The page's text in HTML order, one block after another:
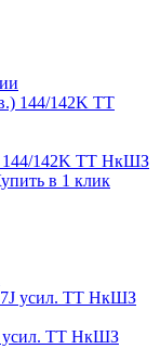
144/142K TT НкШЗ
в 1 клик
усил. TT НкШЗ